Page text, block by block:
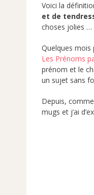
Voici la
et de
choses jolies …
Quelques mois
Les Prénoms
prénom et le
un sujet sans
Depuis,
mugs et j’ai